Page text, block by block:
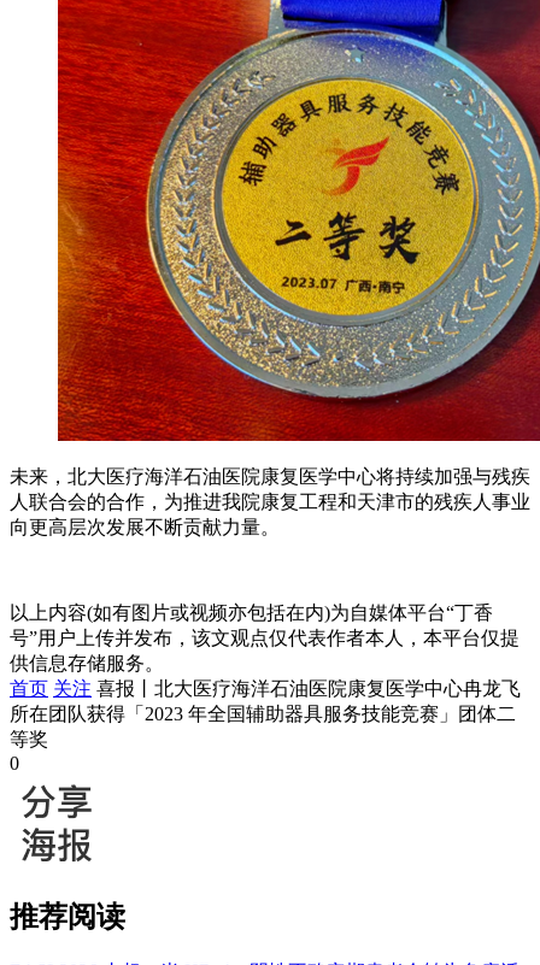
未来，北大医疗海洋石油医院康复医学中心将持续加强与残疾
人联合会的合作，为推进我院康复工程和天津市的残疾人事业
向更高层次发展不断贡献力量。
以上内容(如有图片或视频亦包括在内)为自媒体平台“丁香
号”用户上传并发布，该文观点仅代表作者本人，本平台仅提
供信息存储服务。
首页 关注 喜报丨北大医疗海洋石油医院康复医学中心冉龙飞
所在团队获得「2023 年全国辅助器具服务技能竞赛」团体二
等奖
0
推荐阅读